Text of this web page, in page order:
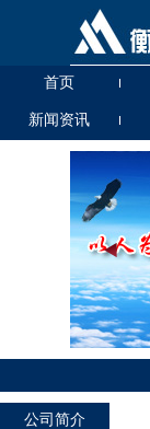
首页
新闻资讯
公司简介